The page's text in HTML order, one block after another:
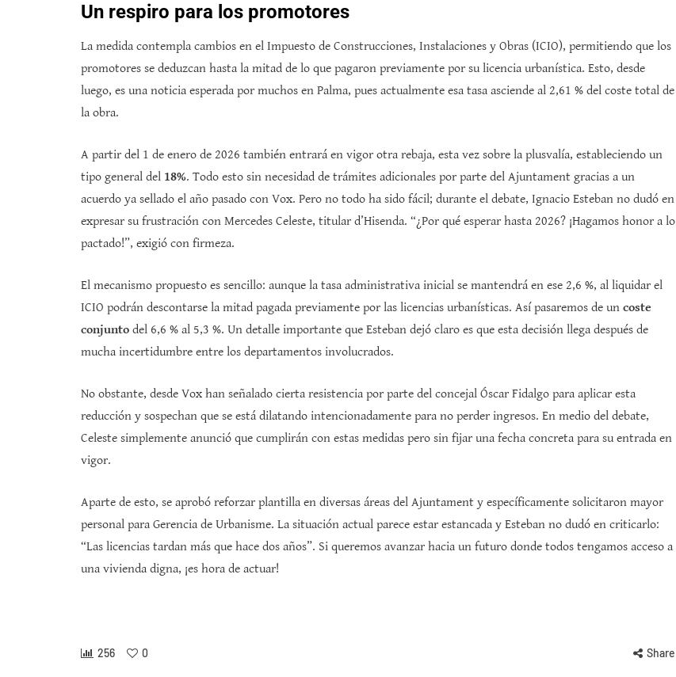
Un respiro para los promotores
La medida contempla cambios en el Impuesto de Construcciones, Instalaciones y Obras (ICIO), permitiendo que los
promotores se deduzcan hasta la mitad de lo que pagaron previamente por su licencia urbanística. Esto, desde
luego, es una noticia esperada por muchos en Palma, pues actualmente esa tasa asciende al 2,61 % del coste total de
la obra.
A partir del 1 de enero de 2026 también entrará en vigor otra rebaja, esta vez sobre la plusvalía, estableciendo un
tipo general del 18%. Todo esto sin necesidad de trámites adicionales por parte del Ajuntament gracias a un
acuerdo ya sellado el año pasado con Vox. Pero no todo ha sido fácil; durante el debate, Ignacio Esteban no dudó en
expresar su frustración con Mercedes Celeste, titular d’Hisenda. “¿Por qué esperar hasta 2026? ¡Hagamos honor a lo
pactado!”, exigió con firmeza.
El mecanismo propuesto es sencillo: aunque la tasa administrativa inicial se mantendrá en ese 2,6 %, al liquidar el
ICIO podrán descontarse la mitad pagada previamente por las licencias urbanísticas. Así pasaremos de un coste
conjunto del 6,6 % al 5,3 %. Un detalle importante que Esteban dejó claro es que esta decisión llega después de
mucha incertidumbre entre los departamentos involucrados.
No obstante, desde Vox han señalado cierta resistencia por parte del concejal Óscar Fidalgo para aplicar esta
reducción y sospechan que se está dilatando intencionadamente para no perder ingresos. En medio del debate,
Celeste simplemente anunció que cumplirán con estas medidas pero sin fijar una fecha concreta para su entrada en
vigor.
Aparte de esto, se aprobó reforzar plantilla en diversas áreas del Ajuntament y específicamente solicitaron mayor
personal para Gerencia de Urbanisme. La situación actual parece estar estancada y Esteban no dudó en criticarlo:
“Las licencias tardan más que hace dos años”. Si queremos avanzar hacia un futuro donde todos tengamos acceso a
una vivienda digna, ¡es hora de actuar!
256 0 Share